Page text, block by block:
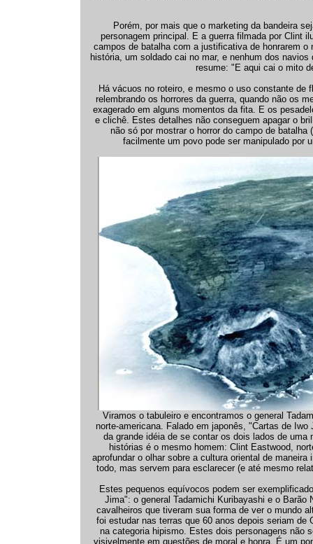
Porém, por mais que o marketing da bandeira
personagem principal. E a guerra filmada por Clint
campos de batalha com a justificativa de honrarem
história, um soldado cai no mar, e nenhum dos
resume: "E aqui cai o mito
Há vácuos no roteiro, e mesmo o uso constante
relembrando os horrores da guerra, quando não os
exagerado em alguns momentos da fita. E os
e clichê. Estes detalhes não conseguem apagar o
não só por mostrar o horror do campo de
facilmente um povo pode ser manipulado por
Viramos o tabuleiro e encontramos o general
norte-americana. Falado em japonês, "Cartas de
da grande idéia de se contar os dois lados de
histórias é o mesmo homem: Clint Eastwood,
aprofundar o olhar sobre a cultura oriental de
todo, mas servem para esclarecer (e até mesmo
Estes pequenos equívocos podem ser
Jima": o general Tadamichi Kuribayashi e o
cavalheiros que tiveram sua forma de ver o mundo
foi estudar nas terras que 60 anos depois seriam
na categoria hipismo. Estes dois personagens não
visivelmente em questões de moral e honra. É um